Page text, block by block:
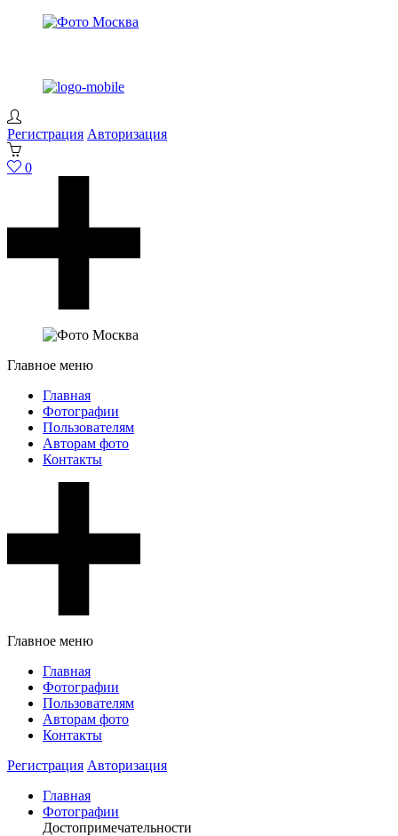
Регистрация Авторизация
0
Главное меню
Главная
Фотографии
Пользователям
Авторам фото
Контакты
Главное меню
Главная
Фотографии
Пользователям
Авторам фото
Контакты
Регистрация Авторизация
Главная
Фотографии
Достопримечательности